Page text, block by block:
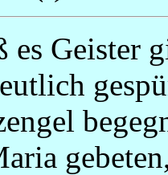
es Geister